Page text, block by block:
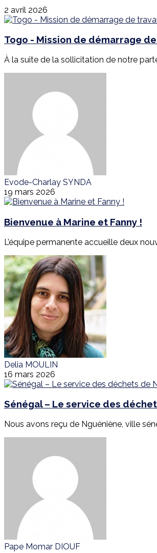
2 avril 2026
Togo - Mission de démarrage
À la suite de la sollicitation de notre
Evode-Charlay SYNDA
19 mars 2026
Bienvenue à Marine et Fanny !
L’équipe permanente accueille deux
Delia MOULIN
16 mars 2026
Sénégal – Le service des
Nous avons reçu de Nguéniène, ville
Pape Momar DIOUF